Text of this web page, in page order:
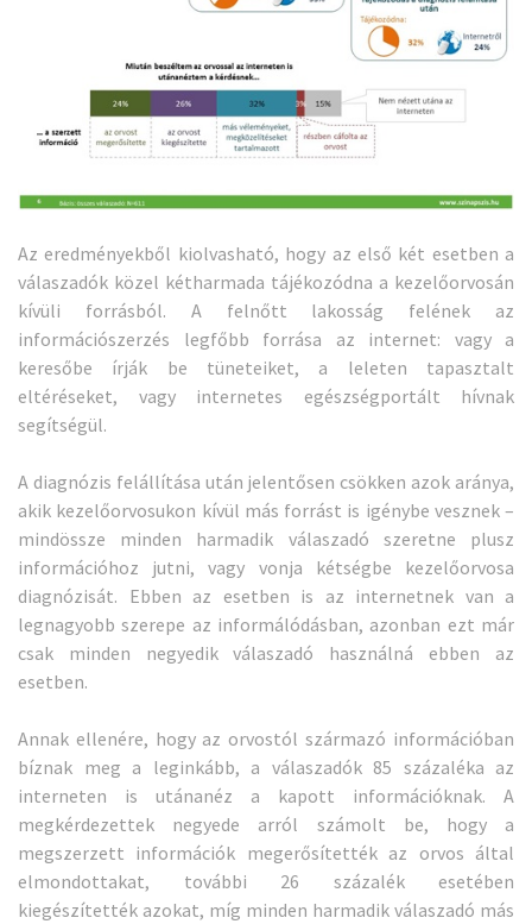
Az eredményekből kiolvasható, hogy az első két esetben a
válaszadók közel kétharmada tájékozódna a kezelőorvosán
kívüli forrásból. A felnőtt lakosság felének az
információszerzés legfőbb forrása az internet: vagy a
keresőbe írják be tüneteiket, a leleten tapasztalt
eltéréseket, vagy internetes egészségportált hívnak
segítségül.
A diagnózis felállítása után jelentősen csökken azok aránya,
akik kezelőorvosukon kívül más forrást is igénybe vesznek –
mindössze minden harmadik válaszadó szeretne plusz
információhoz jutni, vagy vonja kétségbe kezelőorvosa
diagnózisát. Ebben az esetben is az internetnek van a
legnagyobb szerepe az informálódásban, azonban ezt már
csak minden negyedik válaszadó használná ebben az
esetben.
Annak ellenére, hogy az orvostól származó információban
bíznak meg a leginkább, a válaszadók 85 százaléka az
interneten is utánanéz a kapott információknak. A
megkérdezettek negyede arról számolt be, hogy a
megszerzett információk megerősítették az orvos által
elmondottakat, további 26 százalék esetében
kiegészítették azokat, míg minden harmadik válaszadó más